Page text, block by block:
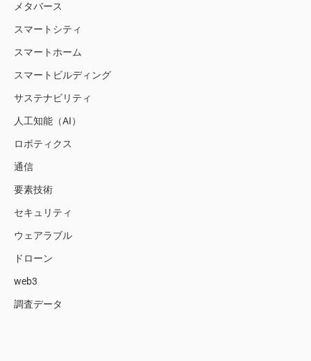
メタバース
スマートシティ
スマートホーム
スマートビルディング
サステナビリティ
人工知能（AI）
ロボティクス
通信
要素技術
セキュリティ
ウェアラブル
ドローン
web3
調査データ